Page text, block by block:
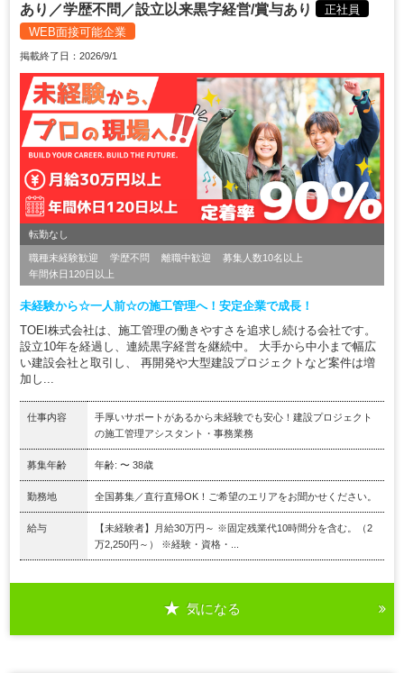
あり／学歴不問／設立以来黒字経営/賞与あり
正社員
WEB面接可能企業
掲載終了日：2026/9/1
転勤なし
職種未経験歓迎 学歴不問 離職中歓迎
募集人数10名以上
年間休日120日以上
未経験から☆一人前☆の施工管理へ！安定企業で成長！
TOEI株式会社は、施工管理の働きやすさを追求し続ける会社です。
設立10年を経過し、連続黒字経営を継続中。 大手から中小まで幅広
い建設会社と取引し、 再開発や大型建設プロジェクトなど案件は増
加し...
仕事内容
手厚いサポートがあるから未経験でも安心！建設プロジェクト
の施工管理アシスタント・事務業務
募集年齢 年齢: 〜 38歳
勤務地 全国募集／直行直帰OK！ご希望のエリアをお聞かせください。
給与
【未経験者】月給30万円～ ※固定残業代10時間分を含む。（2
万2,250円～） ※経験・資格・...
気になる